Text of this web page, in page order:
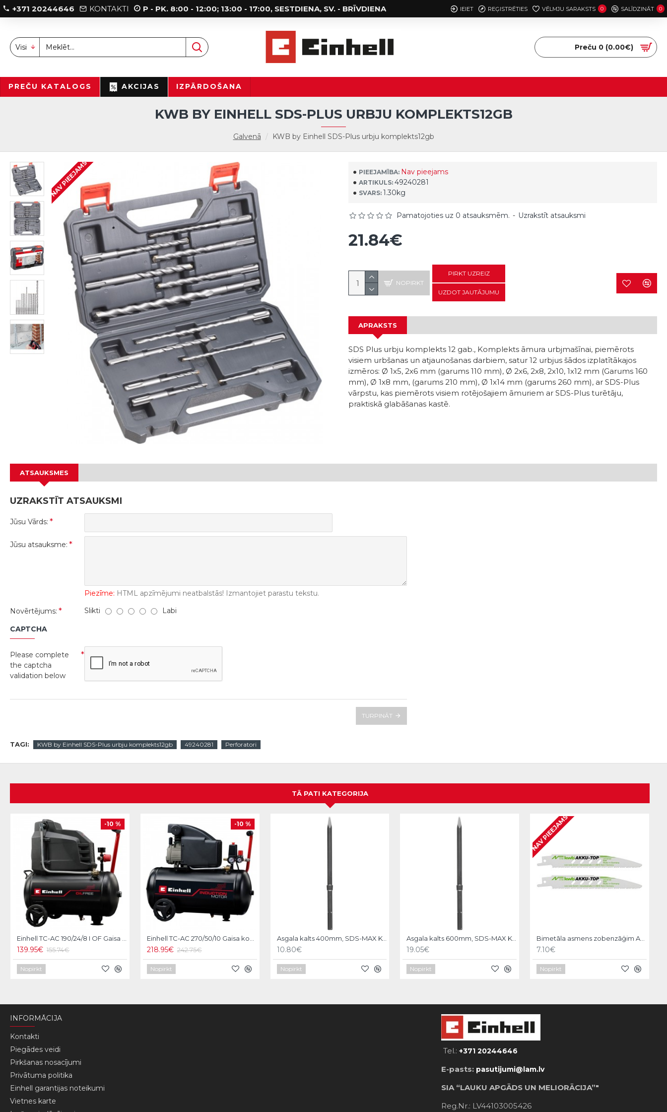
+371 20244646 KONTAKTI P - PK. 8:00 - 12:00; 13:00 - 17:00, SESTDIENA, SV. - BRĪVDIENA IEIET REĢISTRĒTIES VĒLMJU SARAKSTS 0 SALĪDZINĀT 0
Visi Preču 0 (0.00€)
PREČU KATALOGS AKCIJAS IZPĀRDOŠANA
Galvenā KWB by Einhell SDS-Plus urbju komplekts12gb
KWB BY EINHELL SDS-PLUS URBJU KOMPLEKTS12GB
NAV PIEEJAMS PIEEJAMĪBA: Nav pieejams
ARTIKULS: 49240281
SVARS: 1.30kg
Pamatojoties uz 0 atsauksmēm. - Uzrakstīt atsauksmi
21.84€
NOPIRKT
PIRKT UZREIZ
UZDOT JAUTĀJUMU
APRAKSTS
SDS Plus urbju komplekts 12 gab., Komplekts āmura urbjmašīnai, piemērots
visiem urbšanas un atjaunošanas darbiem, satur 12 urbjus šādos izplatītākajos
izmēros: Ø 1x5, 2x6 mm (garums 110 mm), Ø 2x6, 2x8, 2x10, 1x12 mm (Garums 160
mm), Ø 1x8 mm, (garums 210 mm), Ø 1x14 mm (garums 260 mm), ar SDS-Plus
vārpstu, kas piemērots visiem rotējošajiem āmuriem ar SDS-Plus turētāju,
praktiskā glabāšanas kastē.
ATSAUKSMES
UZRAKSTĪT ATSAUKSMI
Jūsu Vārds:
Jūsu atsauksme:
Piezīme: HTML apzīmējumi neatbalstās! Izmantojiet parastu tekstu.
Novērtējums:
Slikti Labi
CAPTCHA
Please complete
the captcha
validation below
TURPINĀT
TAGI: KWB by Einhell SDS-Plus urbju komplekts12gb 49240281 Perforatori
TĀ PATI KATEGORIJA
-10 %
139.95€ 155.74€
Nopirkt
-10 %
218.95€ 242.75€
Nopirkt
Asgala kalts 400mm, SDS-MAX KWB
10.80€
Nopirkt
Asgala kalts 600mm, SDS-MAX KWB
19.05€
Nopirkt
NAV PIEEJAMS
7.10€
Nopirkt
INFORMĀCIJA
Kontakti
Piegādes veidi
Pirkšanas nosacījumi
Privātuma politika
Einhell garantijas noteikumi
Vietnes karte
Tel.:+371 20244646
E-pasts: pasutijumi@lam.lv
SIA “LAUKU APGĀDS UN MELIORĀCIJA”"
Reg.Nr.: LV44103005426